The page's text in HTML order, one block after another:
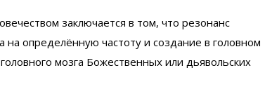
заключается в том, что резонанс
на определённую частоту и создание в головном
мозга Божественных или дьявольских